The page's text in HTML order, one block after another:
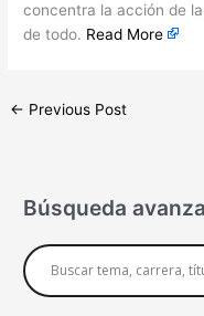
concentra la acción de
de todo. Read More
← Previous Post
Búsqueda